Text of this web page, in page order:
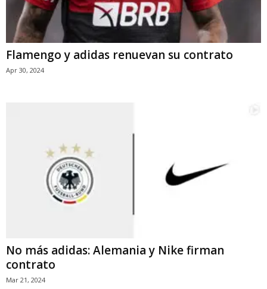
Flamengo y adidas renuevan su contrato
Apr 30, 2024
No más adidas: Alemania y Nike firman
contrato
Mar 21, 2024